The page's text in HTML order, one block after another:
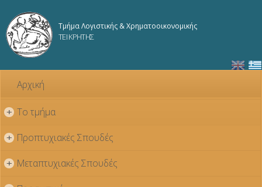
κυρίως
Τμήμα Λογιστικής & Χρηματοοικονομικής
ΤΕΙ ΚΡΗΤΗΣ
Αρχική
+ Το τμήμα
+ Προπτυχιακές Σπουδές
+ Μεταπτυχιακές Σπουδές